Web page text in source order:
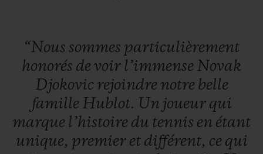
“Nous sommes particulièrement
honorés de voir l’immense Novak
Djokovic rejoindre notre belle
famille Hublot. Un joueur qui
marque l’histoire du tennis en étant
unique, premier et différent, ce qui
NOUS CONTACTER